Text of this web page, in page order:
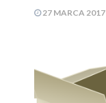
27 MARCA 2017